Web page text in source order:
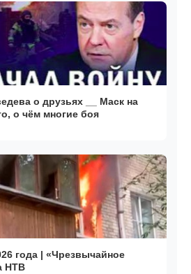
о друзьях __ Маск на
о чём многие боя
года | «Чрезвычайное
НТВ